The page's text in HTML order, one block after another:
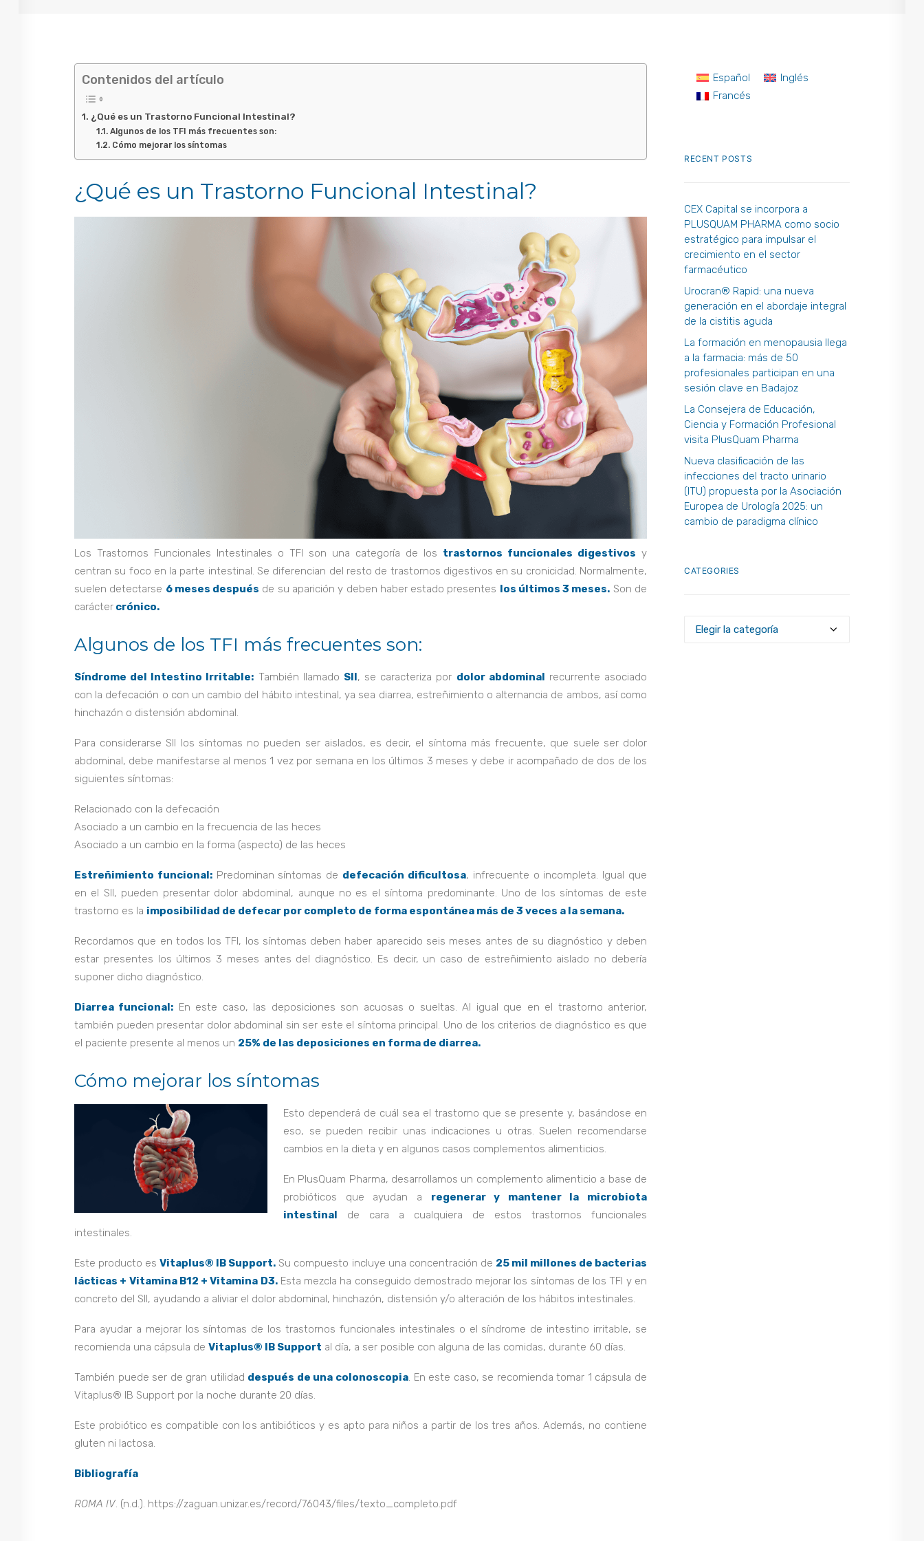
Contenidos del artículo
¿Qué es un Trastorno Funcional Intestinal?
Algunos de los TFI más frecuentes son:
Cómo mejorar los síntomas
¿Qué es un Trastorno Funcional Intestinal?
Los Trastornos Funcionales Intestinales o TFI son una categoría de los trastornos funcionales digestivos y
centran su foco en la parte intestinal. Se diferencian del resto de trastornos digestivos en su cronicidad. Normalmente,
suelen detectarse 6 meses después de su aparición y deben haber estado presentes los últimos 3 meses. Son de
carácter crónico.
Algunos de los TFI más frecuentes son:
Síndrome del Intestino Irritable: También llamado SII , se caracteriza por dolor abdominal
recurrente asociado
con la defecación o con un cambio del hábito intestinal, ya sea diarrea, estreñimiento o alternancia de ambos, así como
hinchazón o distensión abdominal.
Para considerarse SII los síntomas no pueden ser aislados, es decir, el síntoma más frecuente, que suele ser dolor
abdominal, debe manifestarse al menos 1 vez por semana en los últimos 3 meses y debe ir acompañado de dos de los
siguientes síntomas:
Relacionado con la defecación
Asociado a un cambio en la frecuencia de las heces
Asociado a un cambio en la forma (aspecto) de las heces
Estreñimiento funcional:Predominan síntomas de defecación dificultosa, infrecuente o incompleta. Igual que
en el SII, pueden presentar dolor abdominal, aunque no es el síntoma predominante. Uno de los síntomas de este
trastorno es la imposibilidad de defecar por completo de forma espontánea más de 3 veces a la semana.
Recordamos que en todos los TFI, los síntomas deben haber aparecido seis meses antes de su diagnóstico y deben
estar presentes los últimos 3 meses antes del diagnóstico. Es decir, un caso de estreñimiento aislado no debería
suponer dicho diagnóstico.
Diarrea funcional: En este caso, las deposiciones son acuosas o sueltas. Al igual que en el trastorno anterior,
también pueden presentar dolor abdominal sin ser este el síntoma principal. Uno de los criterios de diagnóstico es que
el paciente presente al menos un 25% de las deposiciones en forma de diarrea.
Cómo mejorar los síntomas
Esto dependerá de cuál sea el trastorno que se presente y, basándose en
eso, se pueden recibir unas indicaciones u otras. Suelen recomendarse
cambios en la dieta y en algunos casos complementos alimenticios.
En PlusQuam Pharma, desarrollamos un complemento alimenticio a base de
probióticos que ayudan a regenerar y mantener la microbiota
intestinal
de cara a cualquiera de estos trastornos funcionales
intestinales.
Este producto esVitaplus® IB Support. Su compuesto incluye una concentración de 25 mil millones de bacterias
lácticas + Vitamina B12 + Vitamina D3.Esta mezcla ha conseguido demostrado mejorar los síntomas de los TFI y en
concreto del SII, ayudando a aliviar el dolor abdominal, hinchazón, distensión y/o alteración de los hábitos intestinales.
Para ayudar a mejorar los síntomas de los trastornos funcionales intestinales o el síndrome de intestino irritable, se
recomienda una cápsula de Vitaplus® IB Support al día, a ser posible con alguna de las comidas, durante 60 días.
También puede ser de gran utilidad después de una colonoscopia. En este caso, se recomienda tomar 1 cápsula de
Vitaplus® IB Support por la noche durante 20 días.
Este probiótico es compatible con los antibióticos y es apto para niños a partir de los tres años. Además, no contiene
gluten ni lactosa.
Bibliografía
ROMA IV. (n.d.). https://zaguan.unizar.es/record/76043/files/texto_completo.pdf
Español
Inglés
Francés
RECENT POSTS
CEX Capital se incorpora a
PLUSQUAM PHARMA como socio
estratégico para impulsar el
crecimiento en el sector
farmacéutico
Urocran® Rapid: una nueva
generación en el abordaje integral
de la cistitis aguda
La formación en menopausia llega
a la farmacia: más de 50
profesionales participan en una
sesión clave en Badajoz
La Consejera de Educación,
Ciencia y Formación Profesional
visita PlusQuam Pharma
Nueva clasificación de las
infecciones del tracto urinario
(ITU) propuesta por la Asociación
Europea de Urología 2025: un
cambio de paradigma clínico
CATEGORIES
Categories